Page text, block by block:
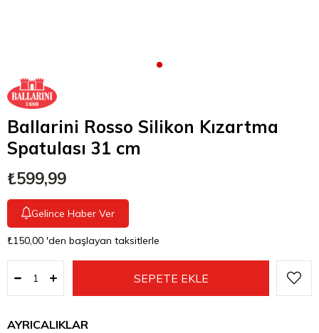
Ballarini Rosso Silikon Kızartma
Spatulası 31 cm
₺599,99
Gelince Haber Ver
₺150,00 'den başlayan taksitlerle
AYRICALIKLAR